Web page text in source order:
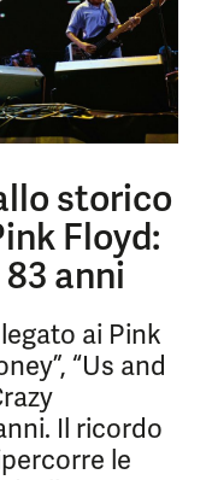
storico
Floyd:
anni
ai Pink
“Us and
Il ricordo
le